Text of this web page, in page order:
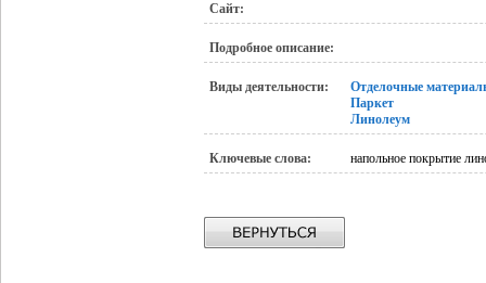
Сайт:
Подробное описание:
Виды деятельности:
Отделочные
Паркет
Линолеум
Ключевые слова: напольное покрытие